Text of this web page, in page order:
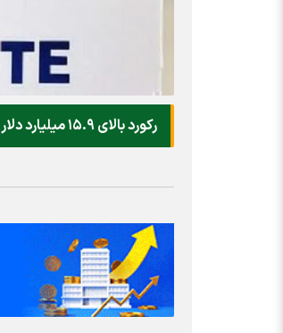
رکورد بالای ۱۵.۹ میلیارد دلار برای کمپین‌های انتخاباتی ایالات‌متحده هزینه شده است.